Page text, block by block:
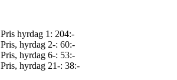
Pris hyrdag 1: 204:-
Pris, hyrdag 2-: 60:-
Pris, hyrdag 6-: 53:-
Pris, hyrdag 21-: 38:-